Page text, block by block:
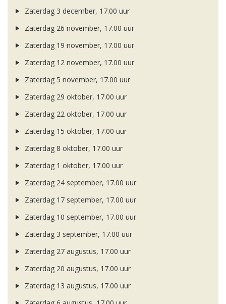
Zaterdag 3 december, 17.00 uur
Zaterdag 26 november, 17.00 uur
Zaterdag 19 november, 17.00 uur
Zaterdag 12 november, 17.00 uur
Zaterdag 5 november, 17.00 uur
Zaterdag 29 oktober, 17.00 uur
Zaterdag 22 oktober, 17.00 uur
Zaterdag 15 oktober, 17.00 uur
Zaterdag 8 oktober, 17.00 uur
Zaterdag 1 oktober, 17.00 uur
Zaterdag 24 september, 17.00 uur
Zaterdag 17 september, 17.00 uur
Zaterdag 10 september, 17.00 uur
Zaterdag 3 september, 17.00 uur
Zaterdag 27 augustus, 17.00 uur
Zaterdag 20 augustus, 17.00 uur
Zaterdag 13 augustus, 17.00 uur